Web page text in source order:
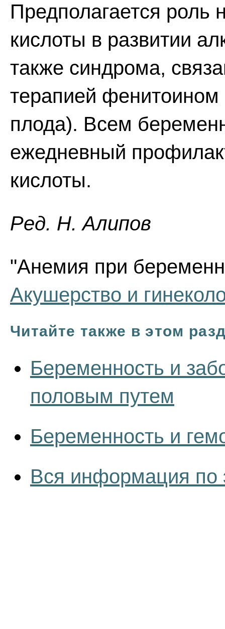
Предполагается роль
кислоты в развитии
также синдрома,
терапией
плода). Всем
ежедневный
кислоты.
Ред. Н. Алипов
"Анемия при
Акушерство и
Читайте также в этом
Беременность и
половым путем
Беременность и
Вся информация по